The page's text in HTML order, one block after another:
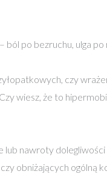
po bezruchu, ulga po
czy
wiesz, że to
nawroty dolegliwości
obniżających ogólną